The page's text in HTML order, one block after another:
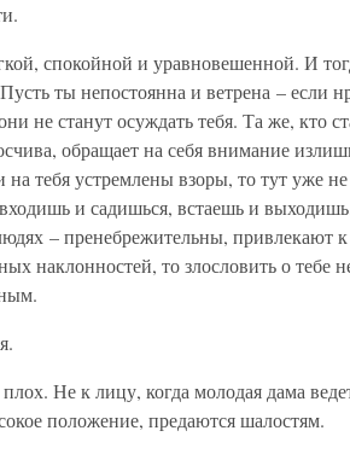
спокойной и уравновешенной. И
ты непостоянна и ветрена – если
не станут осуждать тебя. Та же, кто
обращает на себя внимание
тебя устремлены взоры, то тут уже не
и садишься, встаешь и
– пренебрежительны, привлекают
наклонностей, то злословить о тебе
Не к лицу, когда молодая дама
положение, предаются шалостям.